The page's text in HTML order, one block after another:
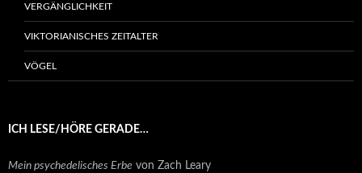
VERGÄNGLICHKEIT
VIKTORIANISCHES ZEITALTER
VÖGEL
ICH LESE/HÖRE GERADE…
Mein psychedelisches Erbe von Zach Leary